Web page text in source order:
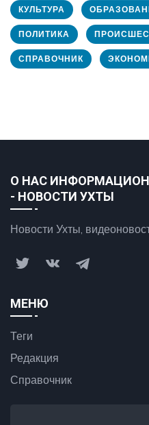
КУЛЬТУРА
ПОЛИТИКА
СПРАВОЧНИК
О НАС
- НОВОСТИ УХТЫ
Новости Ухты,
МЕНЮ
Теги
Редакция
Справочник